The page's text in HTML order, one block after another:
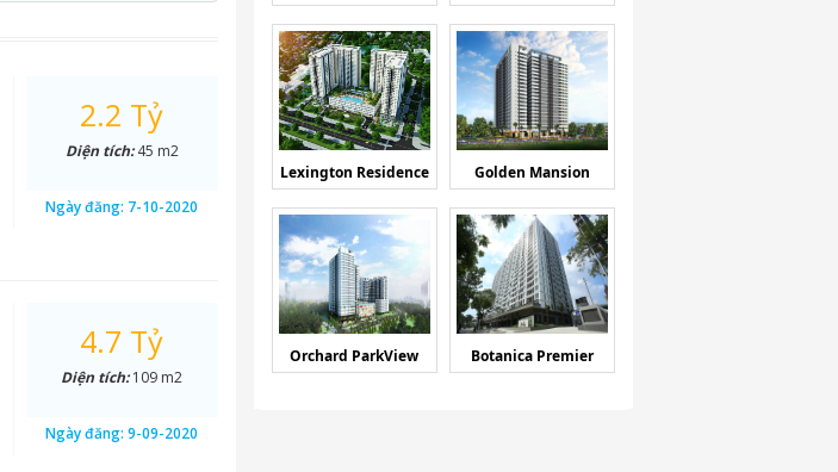
2.2 Tỷ
Diện tích:45 m2
Ngày đăng: 7-10-2020
4.7 Tỷ
Diện tích:109 m2
Ngày đăng:9-09-2020
Lexington Residence Golden Mansion
Orchard ParkView Botanica Premier